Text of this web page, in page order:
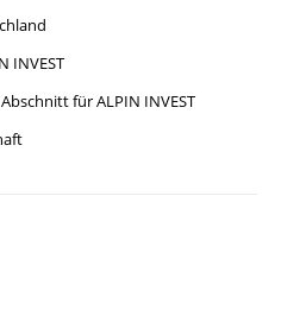
INVEST
für ALPIN INVEST